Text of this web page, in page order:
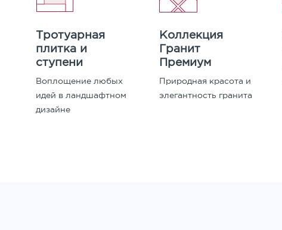
Тротуарная
плитка и
ступени
Воплощение любых
идей в ландшафтном
дизайне
Коллекция
Гранит
Премиум
Природная красота и
элегантность гранита